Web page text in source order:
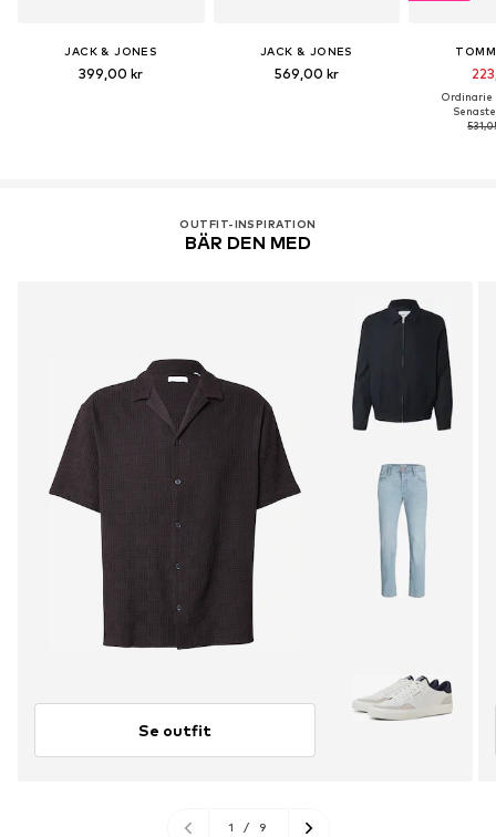
JACK & JONES
399,00 kr
JACK & JONES
569,00 kr
Ordinarie
OUTFIT-INSPIRATION
BÄR DEN MED
Se outfit
1 / 9